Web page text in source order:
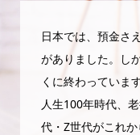
日本では、預金さ
がありました。し
くに終わっています
人生100年時代、
代・Z世代がこれ